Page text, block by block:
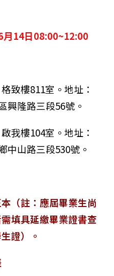
14日08:00~12:00
致樓811室。地址：
興隆路三段56號。
我樓104室。地址：
中山路三段530號。
本（註：應屆畢業生尚
填具延繳畢業證書查
證）。